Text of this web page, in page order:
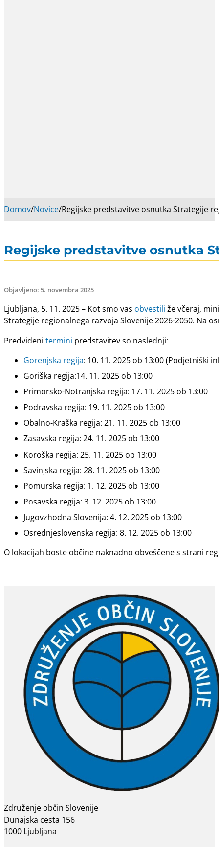
Domov/Novice/Regijske predstavitve osnutka Strategije
Regijske predstavitve osnutka
Objavljeno: 5. novembra 2025
Ljubljana, 5. 11. 2025 – Kot smo vas obvestili že včeraj,
Strategije regionalnega razvoja Slovenije 2026-2050. Na
Predvideni termini predstavitev so naslednji:
Gorenjska regija: 10. 11. 2025 ob 13:00 (Podjetniški
Goriška regija:14. 11. 2025 ob 13:00
Primorsko-Notranjska regija: 17. 11. 2025 ob 13:00
Podravska regija: 19. 11. 2025 ob 13:00
Obalno-Kraška regija: 21. 11. 2025 ob 13:00
Zasavska regija: 24. 11. 2025 ob 13:00
Koroška regija: 25. 11. 2025 ob 13:00
Savinjska regija: 28. 11. 2025 ob 13:00
Pomurska regija: 1. 12. 2025 ob 13:00
Posavska regija: 3. 12. 2025 ob 13:00
Jugovzhodna Slovenija: 4. 12. 2025 ob 13:00
Osrednjeslovenska regija: 8. 12. 2025 ob 13:00
O lokacijah boste občine naknadno obveščene s strani
Združenje občin Slovenije
Dunajska cesta 156
1000 Ljubljana